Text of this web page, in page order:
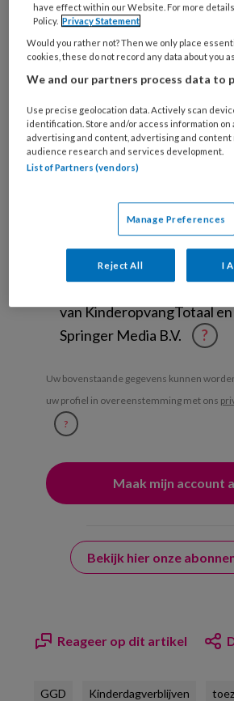
Kies
je
functie *
Bij
organisatie
werk
je?
Untitled
Ontvang 2x per week de
KinderopvangTotaal
Ontvang iedere zondag het
Management Kinderopvang
Weekoverzicht
van KinderopvangTotaal en
Springer Media B.V.
?
Uw bovenstaande gegevens kunnen
uw profiel in overeenstemming met ons
?
Bekijk hier onze
Reageer op dit artikel
GGD Kinderdagverblijven
have effect within our Website. For more
Policy. Privacy Statement
Would you rather not? Then we only place
cookies, these do not record any data about you
We and our partners process data to
Use precise geolocation data. Actively scan
identification. Store and/or access information on
advertising and content, advertising and content
audience research and services development.
List of Partners (vendors)
Manage Preferences
Reject All I